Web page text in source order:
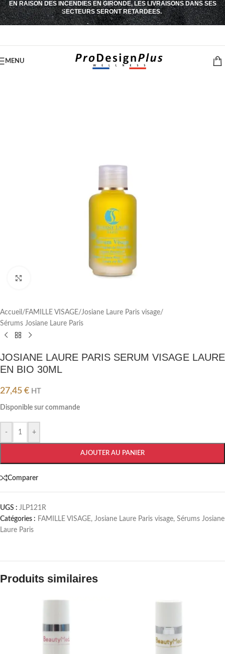
Passer à la navigation
Passer au contenu principal
EN RAISON DES INCENDIES EN GIRONDE, LES LIVRAISONS DANS SES
SECTEURS SERONT RETARDEES.
MENU
Accueil / FAMILLE VISAGE/Josiane Laure Paris visage/
Sérums Josiane Laure Paris
JOSIANE LAURE PARIS SERUM VISAGE LAURE
EN BIO 30ML
27,45 € HT
Disponible sur commande
- +
AJOUTER AU PANIER
Comparer
UGS : JLP121R
Catégories : FAMILLE VISAGE, Josiane Laure Paris visage, Sérums Josiane
Laure Paris
Produits similaires